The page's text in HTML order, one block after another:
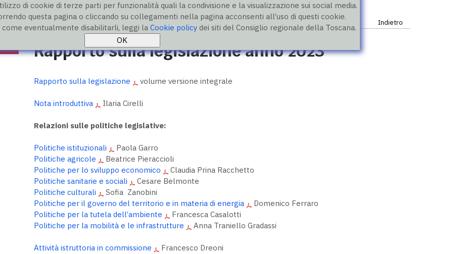
di cookie di terze parti per funzionalità quali la condivisione e la visualizzazione sui social media.
questa pagina o cliccando su collegamenti nella pagina acconsenti all’uso di questi cookie.
eventualmente disabilitarli, leggi la Cookie policydei siti del Consiglio regionale della Toscana.
» Rapporto 2023 Indietro
Rapporto sulla legislazione anno 2023
Rapporto sulla legislazione volume versione integrale
Nota introduttiva Ilaria Cirelli
Relazioni sulle politiche legislative:
Politiche istituzionali
Paola Garro
Politiche agricole
Beatrice Pieraccioli
Politiche per lo sviluppo economico
Claudia Prina Racchetto
Politiche sanitarie e sociali
Cesare Belmonte
Politiche culturali
Sofia Zanobini
Politiche per il governo del territorio e in materia di energia
Domenico Ferraro
Politiche per la tutela dell’ambiente
Francesca Casalotti
Politiche per la mobilità e le infrastrutture
Anna Traniello Gradassi
Attività istruttoria in commissione Francesco Dreoni